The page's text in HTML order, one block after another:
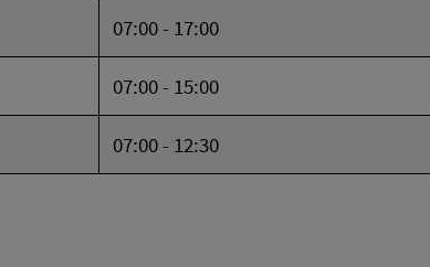
07:00 - 17:00
07:00 - 15:00
07:00 - 12:30